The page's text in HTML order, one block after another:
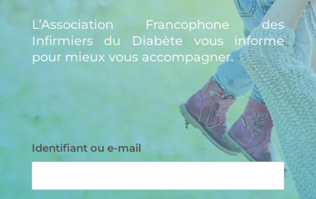
L’Association Francophone des
Infirmiers du Diabète vous informe
pour mieux vous accompagner.
Identifiant ou e-mail *